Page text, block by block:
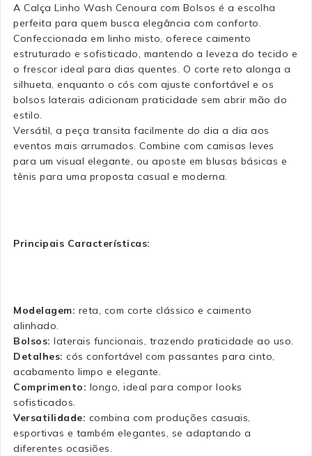
A Calça Linho Wash Cenoura com Bolsos é a escolha
perfeita para quem busca elegância com conforto.
Confeccionada em linho misto, oferece caimento
estruturado e sofisticado, mantendo a leveza do tecido e
o frescor ideal para dias quentes. O corte reto alonga a
silhueta, enquanto o cós com ajuste confortável e os
bolsos laterais adicionam praticidade sem abrir mão do
estilo.
Versátil, a peça transita facilmente do dia a dia aos
eventos mais arrumados. Combine com camisas leves
para um visual elegante, ou aposte em blusas básicas e
tênis para uma proposta casual e moderna.
Principais Características:
Modelagem: reta, com corte clássico e caimento
alinhado.
Bolsos: laterais funcionais, trazendo praticidade ao uso.
Detalhes: cós confortável com passantes para cinto,
acabamento limpo e elegante.
Comprimento: longo, ideal para compor looks
sofisticados.
Versatilidade: combina com produções casuais,
esportivas e também elegantes, se adaptando a
diferentes ocasiões.